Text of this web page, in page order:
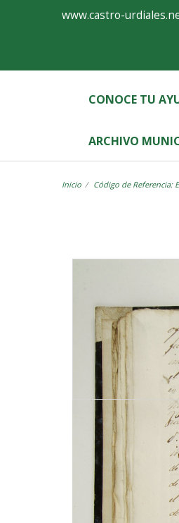
Castro-
Urdiales
www.castro-
CONOCE TU
ARCHIVO
Inicio Código de Referencia: